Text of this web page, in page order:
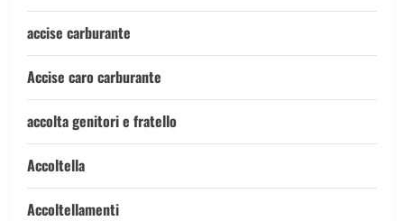
accise carburante
Accise caro carburante
accolta genitori e fratello
Accoltella
Accoltellamenti